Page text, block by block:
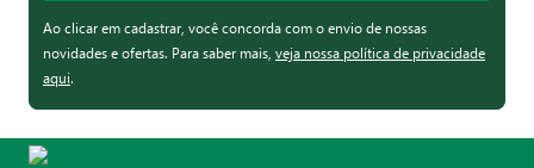
Ao clicar em cadastrar, você concorda com o envio de nossas
novidades e ofertas. Para saber mais, veja nossa política de privacidade
aqui.